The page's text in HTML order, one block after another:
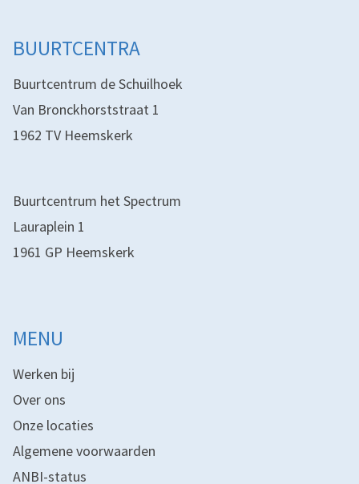
BUURTCENTRA
Buurtcentrum de Schuilhoek
Van Bronckhorststraat 1
1962 TV Heemskerk
Buurtcentrum het Spectrum
Lauraplein 1
1961 GP Heemskerk
MENU
Werken bij
Over ons
Onze locaties
Algemene voorwaarden
ANBI-status